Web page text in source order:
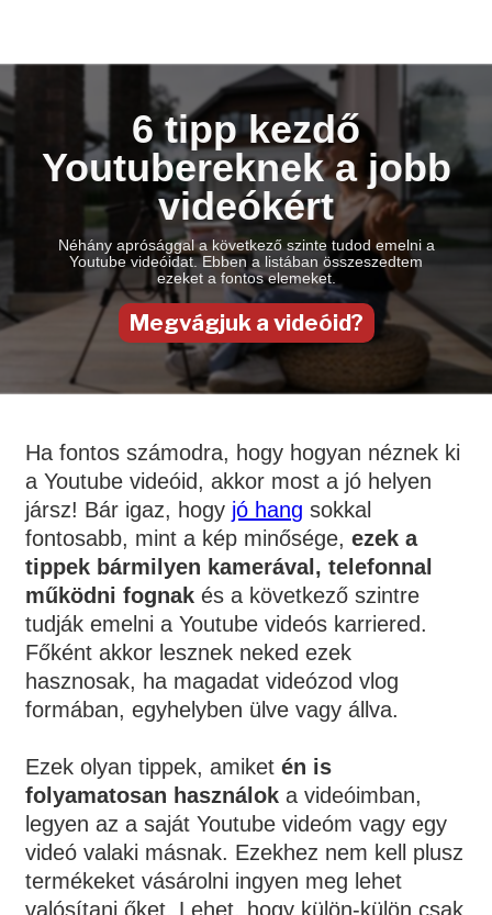
6 tipp kezdő
Youtubereknek a jobb
videókért
Néhány aprósággal a következő szinte tudod emelni a
Youtube videóidat. Ebben a listában összeszedtem
ezeket a fontos elemeket.
Megvágjuk a videóid?
Ha fontos számodra, hogy hogyan néznek ki
a Youtube videóid, akkor most a jó helyen
jársz! Bár igaz, hogy jó hang sokkal
fontosabb, mint a kép minősége,ezek a
tippek bármilyen kamerával, telefonnal
működni fognak és a következő szintre
tudják emelni a Youtube videós karriered.
Főként akkor lesznek neked ezek
hasznosak, ha magadat videózod vlog
formában, egyhelyben ülve vagy állva.
Ezek olyan tippek, amiketén is
folyamatosan használok a videóimban,
legyen az a saját Youtube videóm vagy egy
videó valaki másnak. Ezekhez nem kell plusz
termékeket vásárolni ingyen meg lehet
valósítani őket. Lehet, hogy külön-külön csak